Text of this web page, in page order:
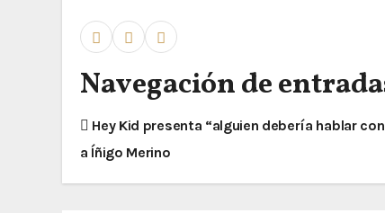
Navegación de
Hey Kid presenta “alguien debería hablar
a Íñigo Merino